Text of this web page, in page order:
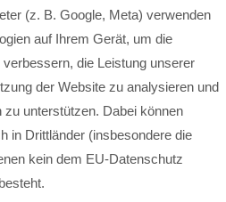
(z. B. Google, Meta) verwenden
auf Ihrem Gerät, um die
die Leistung unserer
der Website zu analysieren und
unterstützen. Dabei können
in Drittländer (insbesondere die
kein dem EU-Datenschutz